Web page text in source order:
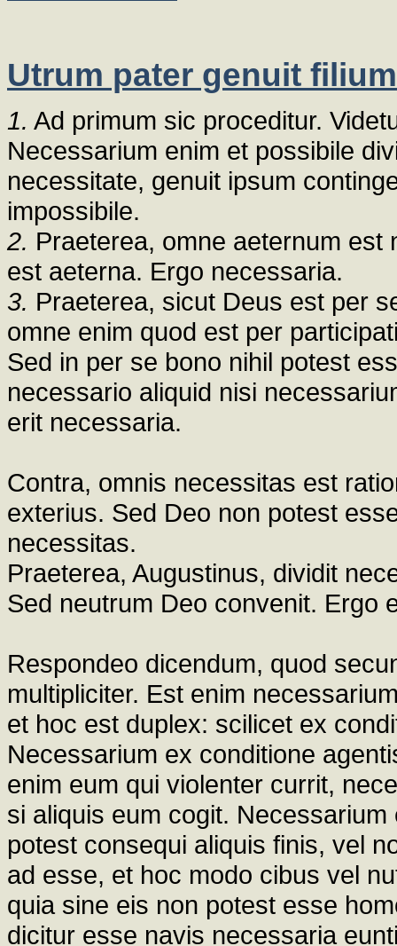
Utrum pater genuit
1. Ad primum sic proceditur.
Necessarium enim et possibile
necessitate, genuit ipsum
impossibile.
2. Praeterea, omne aeternum est
est aeterna. Ergo necessaria.
3. Praeterea, sicut Deus est per
omne enim quod est per
Sed in per se bono nihil potest
necessario aliquid nisi
erit necessaria.
Contra, omnis necessitas est
exterius. Sed Deo non potest
necessitas.
Praeterea, Augustinus, dividit
Sed neutrum Deo convenit. Ergo
Respondeo dicendum, quod
multipliciter. Est enim
et hoc est duplex: scilicet ex
Necessarium ex conditione
enim eum qui violenter currit,
si aliquis eum cogit.
potest consequi aliquis finis, vel
ad esse, et hoc modo cibus vel
quia sine eis non potest esse
dicitur esse navis necessaria